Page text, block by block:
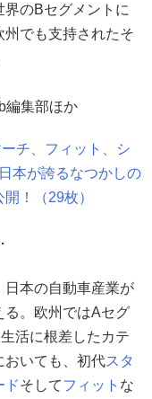
のBセグメントに
でも支持されたそ
編集部ほか
チ、フィット、シ
が誇るなつかしの
！（29枚）
日本の自動車産業が
る。欧州ではAセグ
活に根差したカテ
おいても、初代スタ
ドそしてフィット な